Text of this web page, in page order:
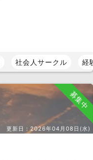
社会人サークル 経
募集中
更新日：2026年04月08日(水)